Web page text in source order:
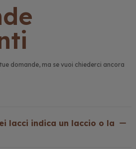
domande, ma se vuoi chiederci ancora
lacci indica un laccio o la